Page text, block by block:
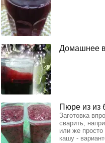
Домашнее
Пюре из из
Заготовка
сварить,
или же просто
кашу -